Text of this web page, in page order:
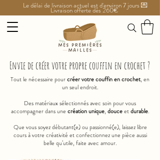
Le délai de livraison actuel est d'environ 7 jours 💌
Livraison offerte dès 260€
Envie de créer votre propre couffin en crochet ?
Tout le nécessaire pourcréer votre couffin en crochet, en
un seul endroit.
Des matériaux sélectionnés avec soin pour vous
accompagner dans une création unique, douceetdurable.
Que vous soyez débutant(e) ou passionné(e), laissez libre
cours à votre créativité et confectionnez une pièce aussi
belle qu’utile, faite avec amour.